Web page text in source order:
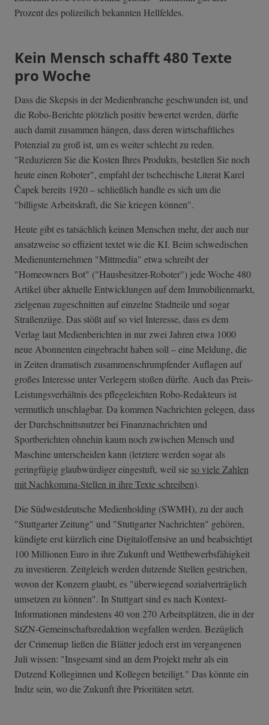
Prozent des polizeilich bekannten Hellfeldes.
Kein Mensch schafft 480 Texte
pro Woche
Dass die Skepsis in der Medienbranche geschwunden ist, und
die Robo-Berichte plötzlich positiv bewertet werden, dürfte
auch damit zusammen hängen, dass deren wirtschaftliches
Potenzial zu groß ist, um es weiter schlecht zu reden.
"Reduzieren Sie die Kosten Ihres Produkts, bestellen Sie noch
heute einen Roboter", empfahl der tschechische Literat Karel
Čapek bereits 1920 – schließlich handle es sich um die
"billigste Arbeitskraft, die Sie kriegen können".
Heute gibt es tatsächlich keinen Menschen mehr, der auch nur
ansatzweise so effizient textet wie die KI. Beim schwedischen
Medienunternehmen "Mittmedia" etwa schreibt der
"Homeowners Bot" ("Hausbesitzer-Roboter") jede Woche 480
Artikel über aktuelle Entwicklungen auf dem Immobilienmarkt,
zielgenau zugeschnitten auf einzelne Stadtteile und sogar
Straßenzüge. Das stößt auf so viel Interesse, dass es dem
Verlag laut Medienberichten in nur zwei Jahren etwa 1000
neue Abonnenten eingebracht haben soll – eine Meldung, die
in Zeiten dramatisch zusammenschrumpfender Auflagen auf
großes Interesse unter Verlegern stoßen dürfte. Auch das Preis-
Leistungsverhältnis des pflegeleichten Robo-Redakteurs ist
vermutlich unschlagbar. Da kommen Nachrichten gelegen, dass
der Durchschnittsnutzer bei Finanznachrichten und
Sportberichten ohnehin kaum noch zwischen Mensch und
Maschine unterscheiden kann (letztere werden sogar als
geringfügig glaubwürdiger eingestuft, weil sie so viele Zahlen
mit Nachkomma-Stellen in ihre Texte schreiben).
Die Südwestdeutsche Medienholding (SWMH), zu der auch
"Stuttgarter Zeitung" und "Stuttgarter Nachrichten" gehören,
kündigte erst kürzlich eine Digitaloffensive an und beabsichtigt
100 Millionen Euro in ihre Zukunft und Wettbewerbsfähigkeit
zu investieren. Zeitgleich werden dutzende Stellen gestrichen,
wovon der Konzern glaubt, es "überwiegend sozialverträglich
umsetzen zu können". In Stuttgart sind es nach Kontext-
Informationen mindestens 40 von 270 Arbeitsplätzen, die in der
StZN-Gemeinschaftsredaktion wegfallen werden. Bezüglich
der Crimemap ließen die Blätter jedoch erst im vergangenen
Juli wissen: "Insgesamt sind an dem Projekt mehr als ein
Dutzend Kolleginnen und Kollegen beteiligt." Das könnte ein
Indiz sein, wo die Zukunft ihre Prioritäten setzt.